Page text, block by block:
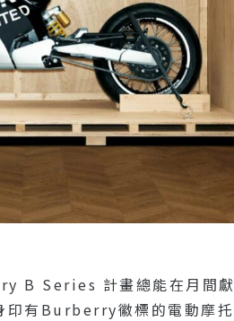
B Series 計畫總能在月間
印有Burberry徽標的電動